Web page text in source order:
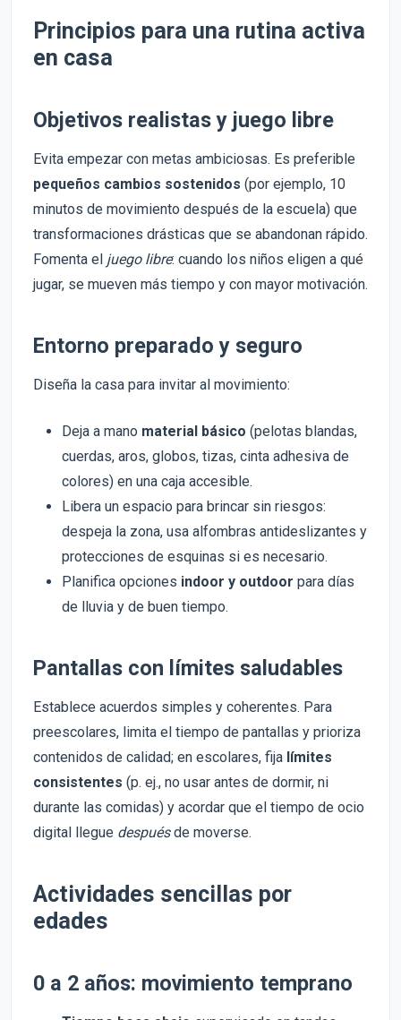
Principios para una rutina activa
en casa
Objetivos realistas y juego libre
Evita empezar con metas ambiciosas. Es preferible
pequeños cambios sostenidos (por ejemplo, 10
minutos de movimiento después de la escuela) que
transformaciones drásticas que se abandonan rápido.
Fomenta el juego libre: cuando los niños eligen a qué
jugar, se mueven más tiempo y con mayor motivación.
Entorno preparado y seguro
Diseña la casa para invitar al movimiento:
Deja a mano material básico (pelotas blandas,
cuerdas, aros, globos, tizas, cinta adhesiva de
colores) en una caja accesible.
Libera un espacio para brincar sin riesgos:
despeja la zona, usa alfombras antideslizantes y
protecciones de esquinas si es necesario.
Planifica opciones indoor y outdoor para días
de lluvia y de buen tiempo.
Pantallas con límites saludables
Establece acuerdos simples y coherentes. Para
preescolares, limita el tiempo de pantallas y prioriza
contenidos de calidad; en escolares, fija límites
consistentes (p. ej., no usar antes de dormir, ni
durante las comidas) y acordar que el tiempo de ocio
digital llegue despuésde moverse.
Actividades sencillas por
edades
0 a 2 años: movimiento temprano